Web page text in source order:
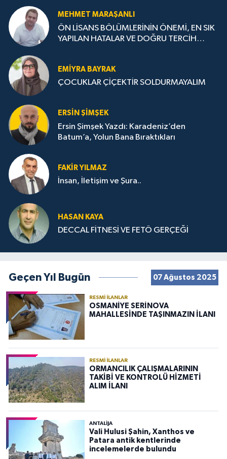
MEHMET MARAŞANLI
ÖN LİSANS BÖLÜMLERİNİN ÖNEMİ, EN SIK
YAPILAN HATALAR VE DOĞRU TERCİH
EMIYRA BAYRAK
ÇOCUKLAR ÇİÇEKTİR SOLDURMAYALIM
ERSIN ŞIMŞEK
Ersin Şimşek Yazdı: Karadeniz’den
Batum’a, Yolun Bana Bıraktıkları
FAKIR YILMAZ
İnsan, İletişim ve Şura..
HASAN KAYA
DECCAL FİTNESİ VE FETÖ GERÇEĞİ
Geçen Yıl Bugün 07 Ağustos 2025
RESMI İLANLAR
OSMANİYE SERİNOVA
MAHALLESİNDE TAŞINMAZIN İLANI
RESMI İLANLAR
ORMANCILIK ÇALIŞMALARININ
TAKİBİ VE KONTROLÜ HİZMETİ
ALIM İLANI
ANTALIJA
Vali Hulusi Şahin, Xanthos ve
Patara antik kentlerinde
incelemelerde bulundu